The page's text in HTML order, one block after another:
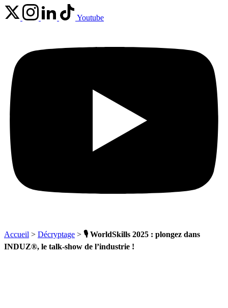
Youtube
Accueil > Décryptage > 🎙️ WorldSkills 2025 : plongez dans
INDUZ®, le talk-show de l’industrie !